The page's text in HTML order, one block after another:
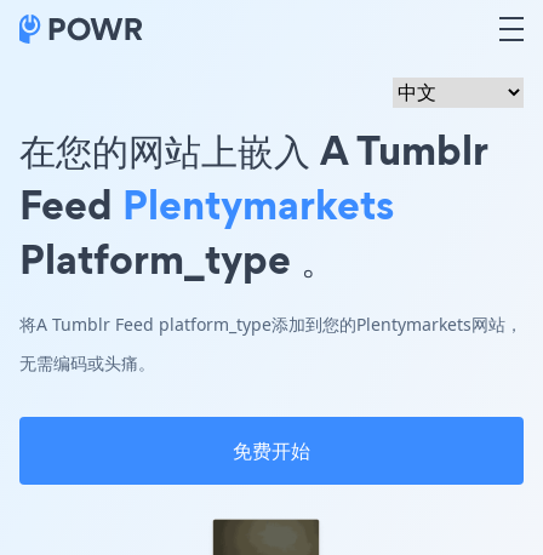
在您的网站上嵌入 A Tumblr
Feed Plentymarkets
Platform_type 。
将A Tumblr Feed platform_type添加到您的Plentymarkets网站，
无需编码或头痛。
免费开始